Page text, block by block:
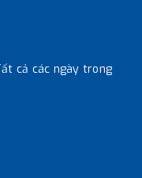
cả các ngày trong